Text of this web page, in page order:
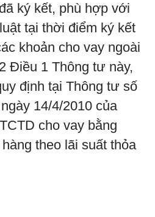
ký kết, phù hợp với
tại thời điểm ký kết
khoản cho vay ngoài
Điều 1 Thông tư này,
định tại Thông tư số
14/4/2010 của
cho vay bằng
theo lãi suất thỏa